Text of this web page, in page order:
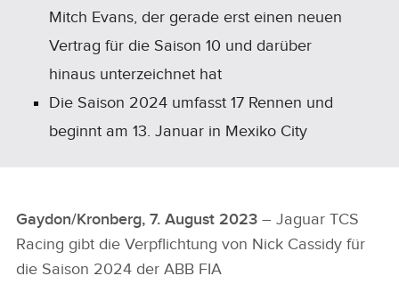
Mitch Evans, der gerade erst einen neuen
Vertrag für die Saison 10 und darüber
hinaus unterzeichnet hat
Die Saison 2024 umfasst 17 Rennen und
beginnt am 13. Januar in Mexiko City
Gaydon/Kronberg, 7. August 2023 – Jaguar TCS
Racing gibt die Verpflichtung von Nick Cassidy für
die Saison 2024 der ABB FIA